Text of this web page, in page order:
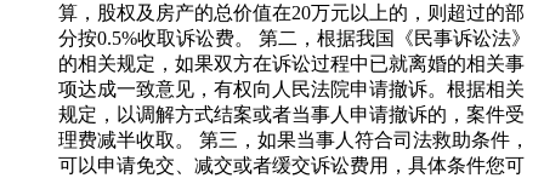
算，股权及房产的总价值在20万元以上的，则超过的部
分按0.5%收取诉讼费。 第二，根据我国《民事诉讼法》
的相关规定，如果双方在诉讼过程中已就离婚的相关事
项达成一致意见，有权向人民法院申请撤诉。根据相关
规定，以调解方式结案或者当事人申请撤诉的，案件受
理费减半收取。 第三，如果当事人符合司法救助条件，
可以申请免交、减交或者缓交诉讼费用，具体条件您可